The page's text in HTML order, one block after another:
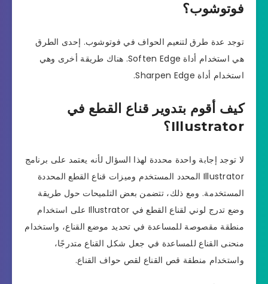
فوتوشوب؟
توجد عدة طرق لتنعيم الحواف في فوتوشوب. إحدى الطرق
هي استخدام أداة Soften Edge. هناك طريقة أخرى وهي
استخدام أداة Sharpen Edge.
كيف أقوم بتدوير قناع القطع في
Illustrator؟
لا توجد إجابة واحدة محددة لهذا السؤال لأنه يعتمد على برنامج
Illustrator المحدد المستخدم وميزات قناع القطع المحددة
المستخدمة. ومع ذلك، تتضمن بعض التلميحات حول طريقة
وضع تدرج لوني لقناع القطع في Illustrator على استخدام
منطقة مقصوصة للمساعدة في تحديد موضع القناع، واستخدام
منحنى القناع للمساعدة في جعل شكل القناع متدرجًا،
واستخدام منطقة قص القناع لقص حواف القناع.